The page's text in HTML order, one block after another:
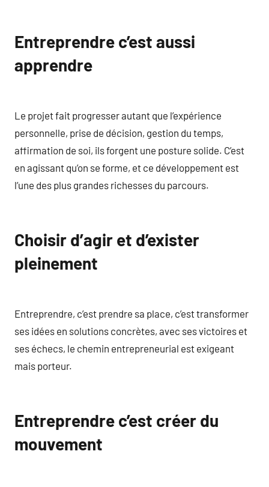
Entreprendre c’est aussi
apprendre
Le projet fait progresser autant que l’expérience
personnelle, prise de décision, gestion du temps,
affirmation de soi, ils forgent une posture solide. C’est
en agissant qu’on se forme, et ce développement est
l’une des plus grandes richesses du parcours.
Choisir d’agir et d’exister
pleinement
Entreprendre, c’est prendre sa place, c’est transformer
ses idées en solutions concrètes, avec ses victoires et
ses échecs, le chemin entrepreneurial est exigeant
mais porteur.
Entreprendre c’est créer du
mouvement